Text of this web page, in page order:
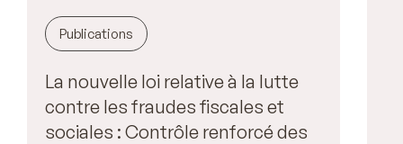
Publications
La nouvelle loi relative à la lutte
contre les fraudes fiscales et
sociales : Contrôle renforcé des